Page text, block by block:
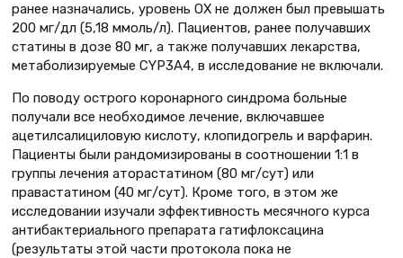
ранее назначались, уровень ОХ не должен был превышать
200 мг/дл (5,18 ммоль/л). Пациентов, ранее получавших
статины в дозе 80 мг, а также получавших лекарства,
метаболизируемые CYP3А4, в исследование не включали.
По поводу острого коронарного синдрома больные
получали все необходимое лечение, включавшее
ацетилсалициловую кислоту, клопидогрель и варфарин.
Пациенты были рандомизированы в соотношении 1:1 в
группы лечения аторастатином (80 мг/сут) или
правастатином (40 мг/сут). Кроме того, в этом же
исследовании изучали эффективность месячного курса
антибактериального препарата гатифлоксацина
(результаты этой части протокола пока не